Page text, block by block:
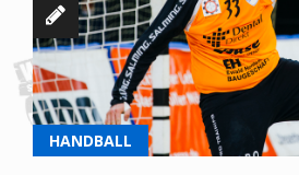
HANDBALL